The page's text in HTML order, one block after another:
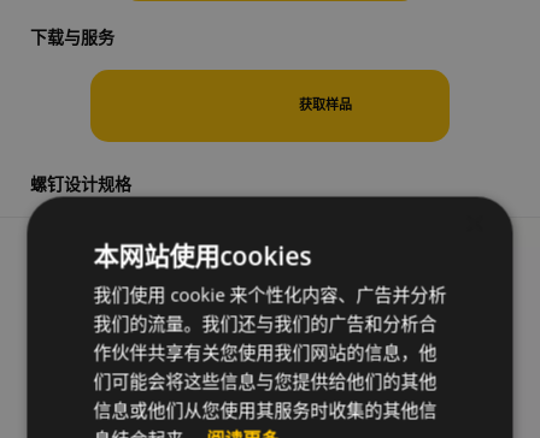
下载与服务
获取样品
螺钉设计规格
本网站使用cookies
我们使用 cookie 来个性化内容、广告并分析
我们的流量。我们还与我们的广告和分析合
作伙伴共享有关您使用我们网站的信息，他
们可能会将这些信息与您提供给他们的其他
信息或他们从您使用其服务时收集的其他信